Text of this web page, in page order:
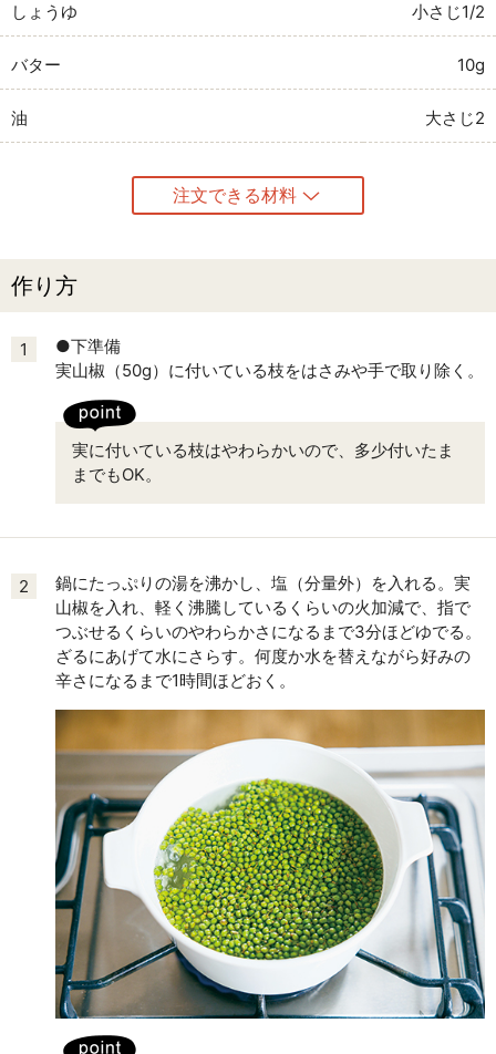
しょうゆ 小さじ1/2
バター 10g
油 大さじ2
注文できる材料
作り方
1
●下準備
実山椒（50g）に付いている枝をはさみや手で取り除く。
実に付いている枝はやわらかいので、多少付いたま
までもOK。
2
鍋にたっぷりの湯を沸かし、塩（分量外）を入れる。実
山椒を入れ、軽く沸騰しているくらいの火加減で、指で
つぶせるくらいのやわらかさになるまで3分ほどゆでる。
ざるにあげて水にさらす。何度か水を替えながら好みの
辛さになるまで1時間ほどおく。